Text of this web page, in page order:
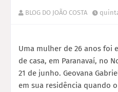
BLOG DO JOÃO COSTA
Uma mulher de 26 anos foi
de casa, em Paranavaí, no
21 de junho. Geovana
em sua residência quando